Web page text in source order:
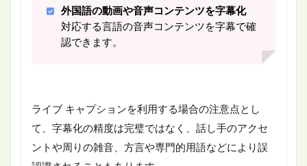
外国語の動画や音声コンテンツを字幕化
対応する言語の音声コンテンツを字幕で確
認できます。
ライブ キャプションを利用する場合の注意点とし
て、字幕化の精度は完璧ではなく、話し手のアクセ
ントや周りの雑音、方言や専門的用語などにより誤